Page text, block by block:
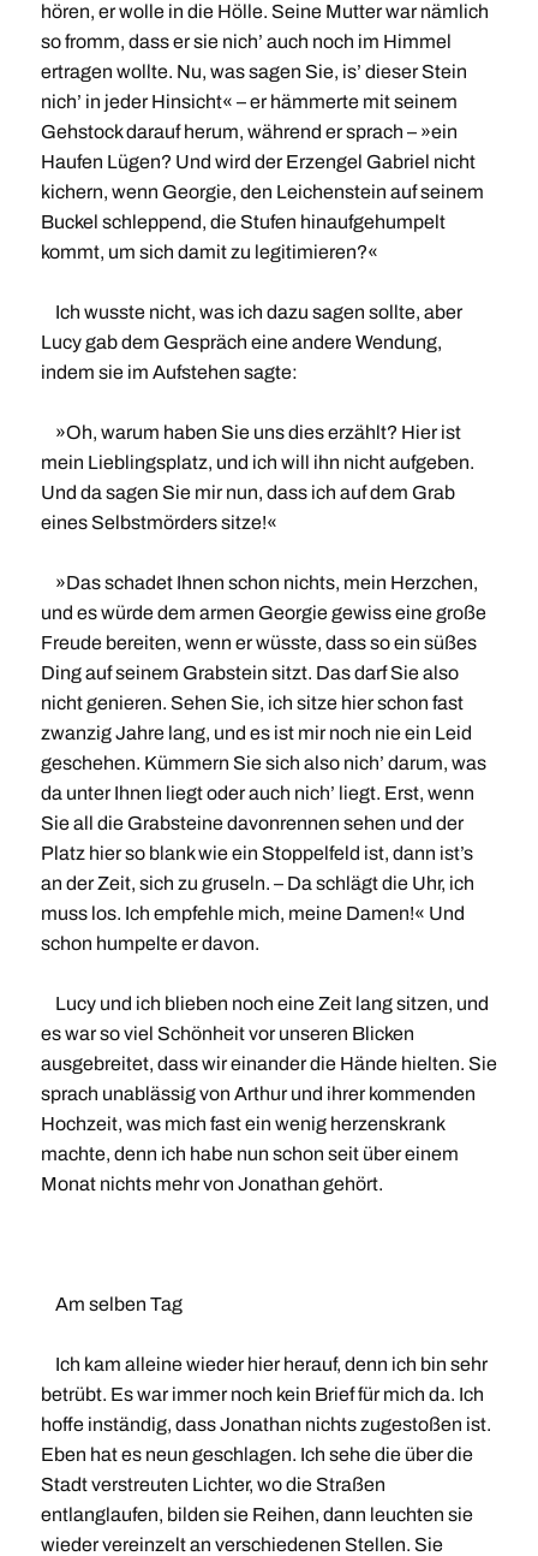
hören, er wolle in die Hölle. Seine Mutter war nämlich
so fromm, dass er sie nich’ auch noch im Himmel
ertragen wollte. Nu, was sagen Sie, is’ dieser Stein
nich’ in jeder Hinsicht« – er hämmerte mit seinem
Gehstock darauf herum, während er sprach – »ein
Haufen Lügen? Und wird der Erzengel Gabriel nicht
kichern, wenn Georgie, den Leichenstein auf seinem
Buckel schleppend, die Stufen hinaufgehumpelt
kommt, um sich damit zu legitimieren?«
Ich wusste nicht, was ich dazu sagen sollte, aber
Lucy gab dem Gespräch eine andere Wendung,
indem sie im Aufstehen sagte:
»Oh, warum haben Sie uns dies erzählt? Hier ist
mein Lieblingsplatz, und ich will ihn nicht aufgeben.
Und da sagen Sie mir nun, dass ich auf dem Grab
eines Selbstmörders sitze!«
»Das schadet Ihnen schon nichts, mein Herzchen,
und es würde dem armen Georgie gewiss eine große
Freude bereiten, wenn er wüsste, dass so ein süßes
Ding auf seinem Grabstein sitzt. Das darf Sie also
nicht genieren. Sehen Sie, ich sitze hier schon fast
zwanzig Jahre lang, und es ist mir noch nie ein Leid
geschehen. Kümmern Sie sich also nich’ darum, was
da unter Ihnen liegt oder auch nich’ liegt. Erst, wenn
Sie all die Grabsteine davonrennen sehen und der
Platz hier so blank wie ein Stoppelfeld ist, dann ist’s
an der Zeit, sich zu gruseln. – Da schlägt die Uhr, ich
muss los. Ich empfehle mich, meine Damen!« Und
schon humpelte er davon.
Lucy und ich blieben noch eine Zeit lang sitzen, und
es war so viel Schönheit vor unseren Blicken
ausgebreitet, dass wir einander die Hände hielten. Sie
sprach unablässig von Arthur und ihrer kommenden
Hochzeit, was mich fast ein wenig herzenskrank
machte, denn ich habe nun schon seit über einem
Monat nichts mehr von Jonathan gehört.
Am selben Tag
Ich kam alleine wieder hier herauf, denn ich bin sehr
betrübt. Es war immer noch kein Brief für mich da. Ich
hoffe inständig, dass Jonathan nichts zugestoßen ist.
Eben hat es neun geschlagen. Ich sehe die über die
Stadt verstreuten Lichter, wo die Straßen
entlanglaufen, bilden sie Reihen, dann leuchten sie
wieder vereinzelt an verschiedenen Stellen. Sie